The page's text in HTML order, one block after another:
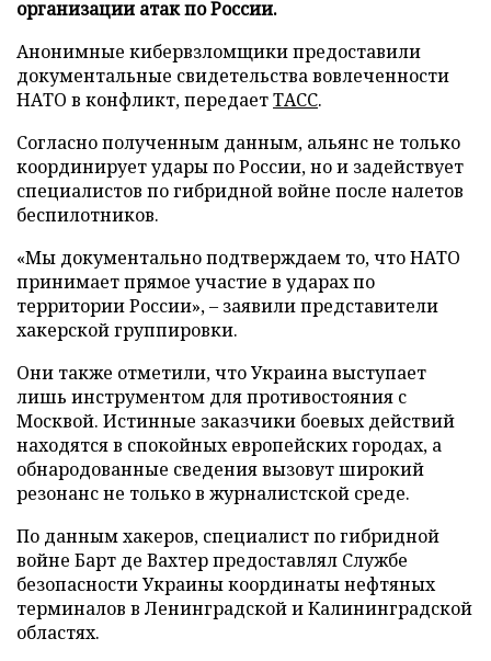
организации атак по России.
Анонимные кибервзломщики предоставили
документальные свидетельства вовлеченности
НАТО в конфликт, передаетТАСС.
Согласно полученным данным, альянс не только
координирует удары по России, но и задействует
специалистов по гибридной войне после налетов
беспилотников.
«Мы документально подтверждаем то, что НАТО
принимает прямое участие в ударах по
территории России», – заявили представители
хакерской группировки.
Они также отметили, что Украина выступает
лишь инструментом для противостояния с
Москвой. Истинные заказчики боевых действий
находятся в спокойных европейских городах, а
обнародованные сведения вызовут широкий
резонанс не только в журналистской среде.
По данным хакеров, специалист по гибридной
войне Барт де Вахтер предоставлял Службе
безопасности Украины координаты нефтяных
терминалов в Ленинградской и Калининградской
областях.